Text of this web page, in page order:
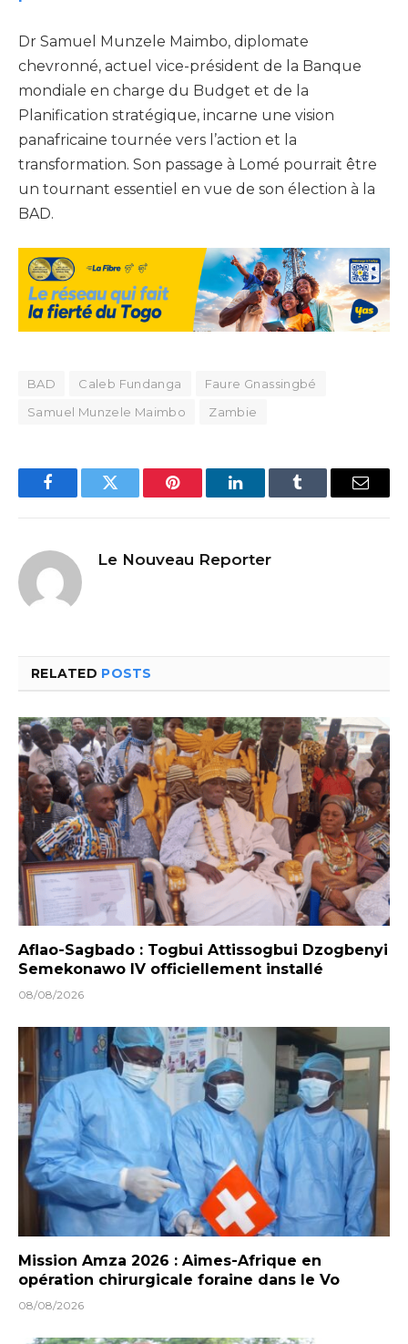
Dr Samuel Munzele Maimbo, diplomate
chevronné, actuel vice-président de la Banque
mondiale en charge du Budget et de la
Planification stratégique, incarne une vision
panafricaine tournée vers l’action et la
transformation. Son passage à Lomé pourrait être
un tournant essentiel en vue de son élection à la
BAD.
BAD Caleb Fundanga
Faure Gnassingbé
Samuel Munzele Maimbo
Zambie
FacebookTwitter Pinterest LinkedInTumblr Email
Le Nouveau Reporter
RELATED POSTS
Aflao-Sagbado : Togbui Attissogbui Dzogbenyi
Semekonawo IV officiellement installé
08/08/2026
Mission Amza 2026 : Aimes-Afrique en
opération chirurgicale foraine dans le Vo
08/08/2026